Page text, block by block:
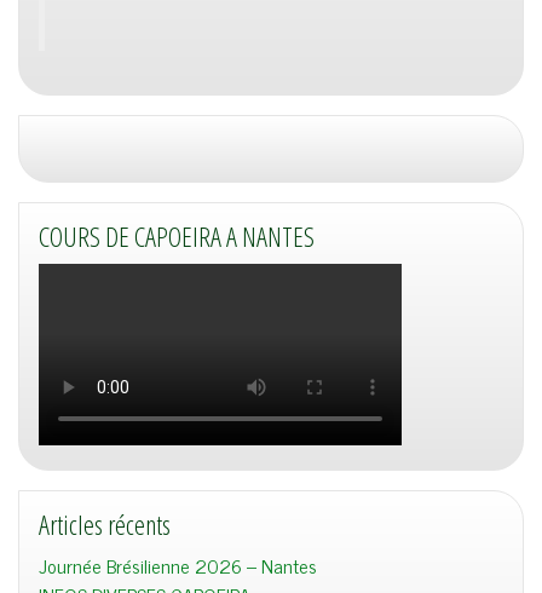
COURS DE CAPOEIRA A NANTES
Articles récents
Journée Brésilienne 2026 – Nantes